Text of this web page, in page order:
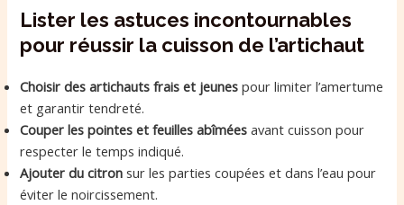
Lister les astuces incontournables
pour réussir la cuisson de l’artichaut
Choisir des artichauts frais et jeunes pour limiter l’amertume
et garantir tendreté.
Couper les pointes et feuilles abîmées avant cuisson pour
respecter le temps indiqué.
Ajouter du citron sur les parties coupées et dans l’eau pour
éviter le noircissement.